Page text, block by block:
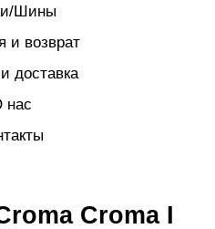
Шины
и возврат
доставка
нас
Croma I